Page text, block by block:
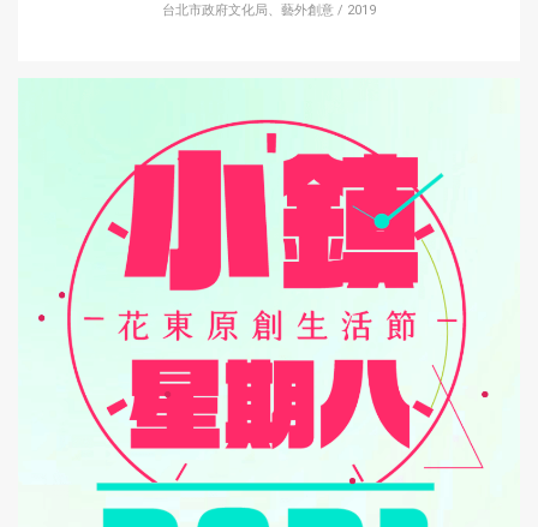
台北市政府文化局、藝外創意 / 2019